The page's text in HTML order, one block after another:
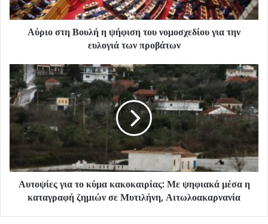
Αύριο στη Βουλή η ψήφιση του νομοσχεδίου για την
ευλογιά των προβάτων
Αυτοψίες για το κύμα κακοκαιρίας: Με ψηφιακά μέσα η
καταγραφή ζημιών σε Μυτιλήνη, Αιτωλοακαρνανία